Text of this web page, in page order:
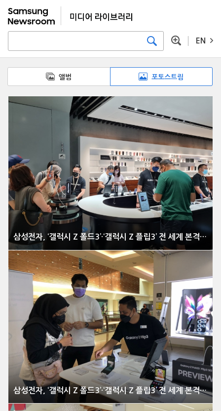
EN
앨범 포토스트림
삼성전자, ‘갤럭시 Z 폴드3’·‘갤럭시 Z 플립3’ 전 세계 본격 출시
삼성전자, ‘갤럭시 Z 폴드3’·‘갤럭시 Z 플립3’ 전 세계 본격 출시